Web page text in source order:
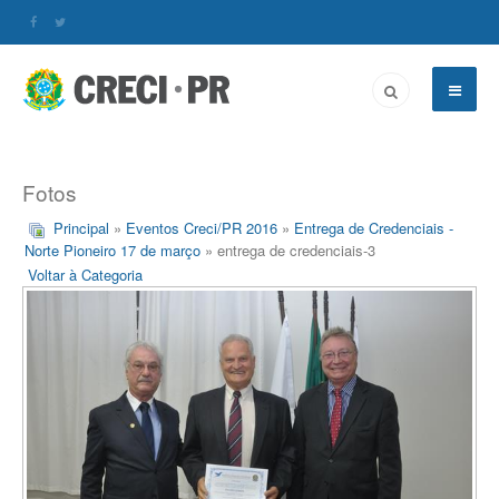
Fotos
Principal » Eventos Creci/PR 2016 » Entrega de Credenciais -
Norte Pioneiro 17 de março » entrega de credenciais-3
Voltar à Categoria